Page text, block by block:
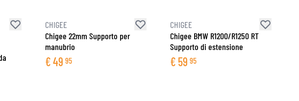
CHIGEE
Chigee 22mm Supporto per
manubrio
€49 95
CHIGEE
Chigee BMW R1200/R1250 RT
Supporto di estensione
€ 59 95